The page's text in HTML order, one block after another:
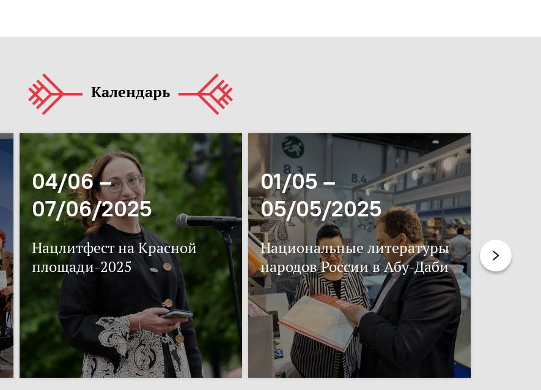
Календарь
04/06 –
07/06/2025
Нацлитфест на Красной
площади-2025
01/05 –
05/05/2025
Национальные литературы
народов России в Абу-Даби